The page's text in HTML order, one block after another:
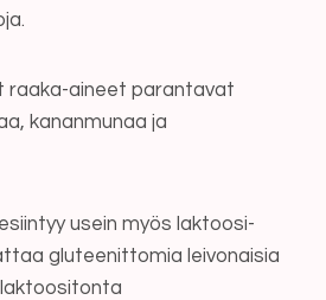
raaka-aineet parantavat
kananmunaa ja
usein myös laktoosi-
gluteenittomia leivonaisia